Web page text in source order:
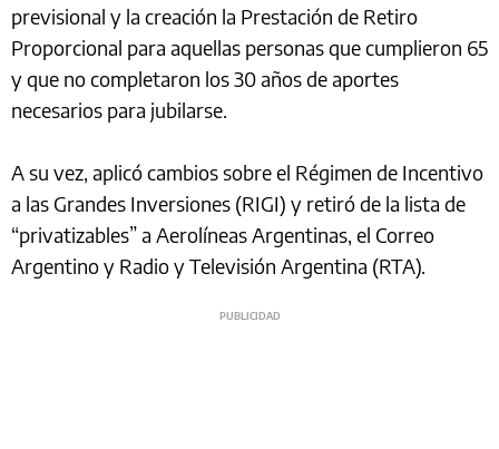
previsional y la creación la Prestación de Retiro
Proporcional para aquellas personas que cumplieron 65
y que no completaron los 30 años de aportes
necesarios para jubilarse.
A su vez, aplicó cambios sobre el Régimen de Incentivo
a las Grandes Inversiones (RIGI) y retiró de la lista de
“privatizables” a Aerolíneas Argentinas, el Correo
Argentino y Radio y Televisión Argentina (RTA).